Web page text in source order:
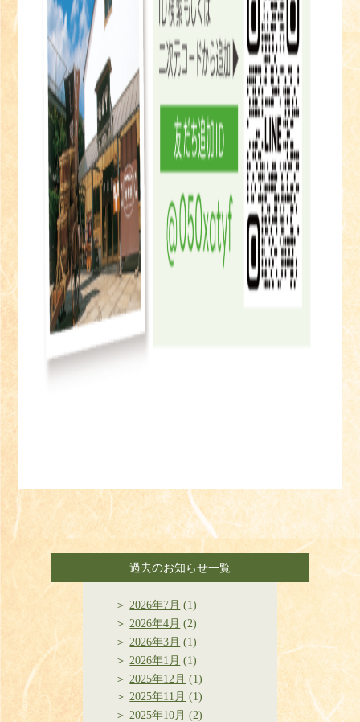
過去のお知らせ一覧
2026年7月 (1)
2026年4月 (2)
2026年3月 (1)
2026年1月 (1)
2025年12月 (1)
2025年11月 (1)
2025年10月 (2)